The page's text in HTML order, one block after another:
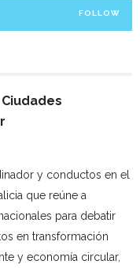
FOLLOW
y conductos en el
que reúne a
para debatir
en transformación
y economía circular,